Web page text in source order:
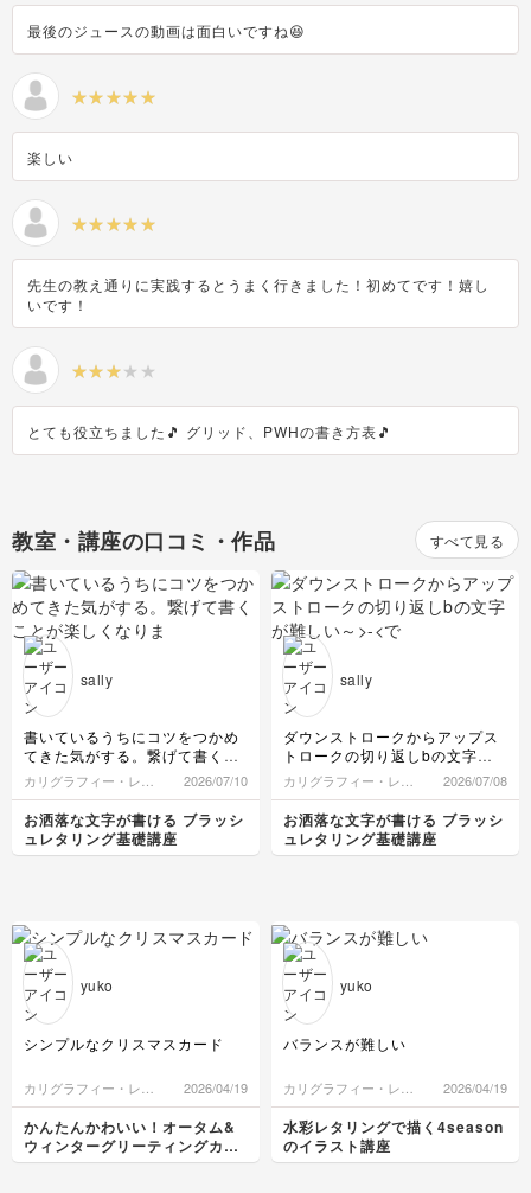
最後のジュースの動画は面白いですね😆
楽しい
先生の教え通りに実践するとうまく行きました！初めてです！嬉し
いです！
とても役立ちました🎵 グリッド、PWHの書き方表🎵
教室・講座の口コミ・作品 すべて見る
sally
書いているうちにコツをつかめ
てきた気がする。繋げて書くこ
とが楽しくなりました。これか
らも書き続けます。ありがとう
ございました。^_^
カリグラフィー・レタ
リング
2026/07/10
お洒落な文字が書ける ブラッシ
ュレタリング基礎講座
sally
ダウンストロークからアップス
トロークの切り返しbの文字が
難しい～
>-<でもがんばる。
カリグラフィー・レタ
リング
2026/07/08
お洒落な文字が書ける ブラッシ
ュレタリング基礎講座
yuko
シンプルなクリスマスカード
カリグラフィー・レタ
リング
2026/04/19
かんたんかわいい！オータム&
ウィンターグリーティングカー
ド講座
yuko
バランスが難しい
カリグラフィー・レタ
リング
2026/04/19
水彩レタリングで描く4season
のイラスト講座